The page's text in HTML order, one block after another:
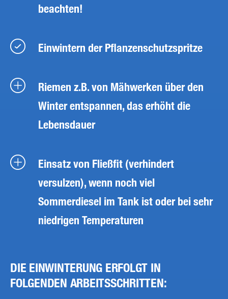
beachten!
Einwintern der Pflanzenschutzspritze
Riemen z.B. von Mähwerken über den
Winter entspannen, das erhöht die
Lebensdauer
Einsatz von Fließfit (verhindert
versulzen), wenn noch viel
Sommerdiesel im Tank ist oder bei sehr
niedrigen Temperaturen
DIE EINWINTERUNG ERFOLGT IN
FOLGENDEN ARBEITSSCHRITTEN: